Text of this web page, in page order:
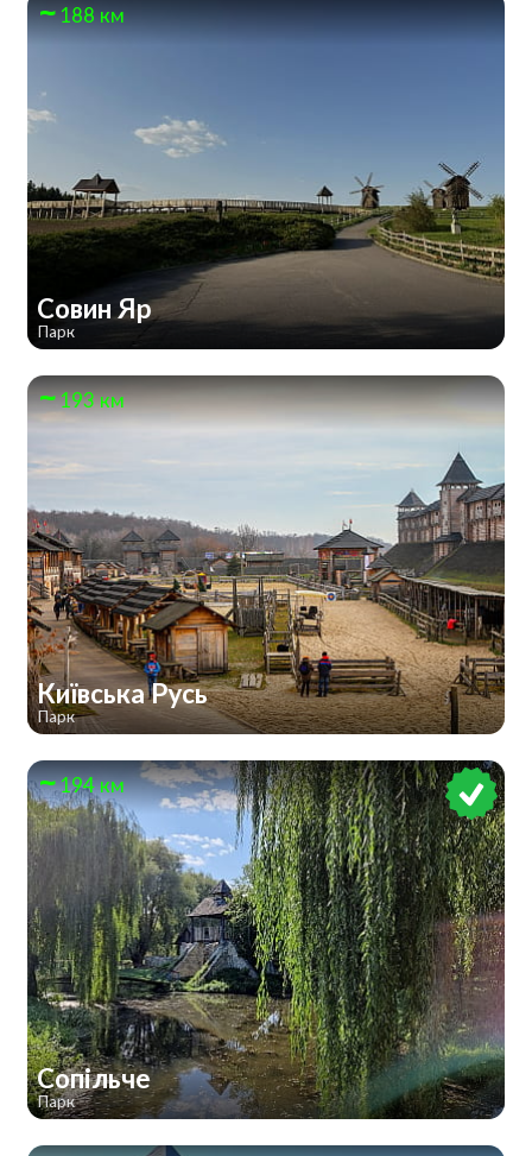
188 км
Совин Яр
Парк
193 км
Київська Русь
Парк
194 км
Сопільче
Парк